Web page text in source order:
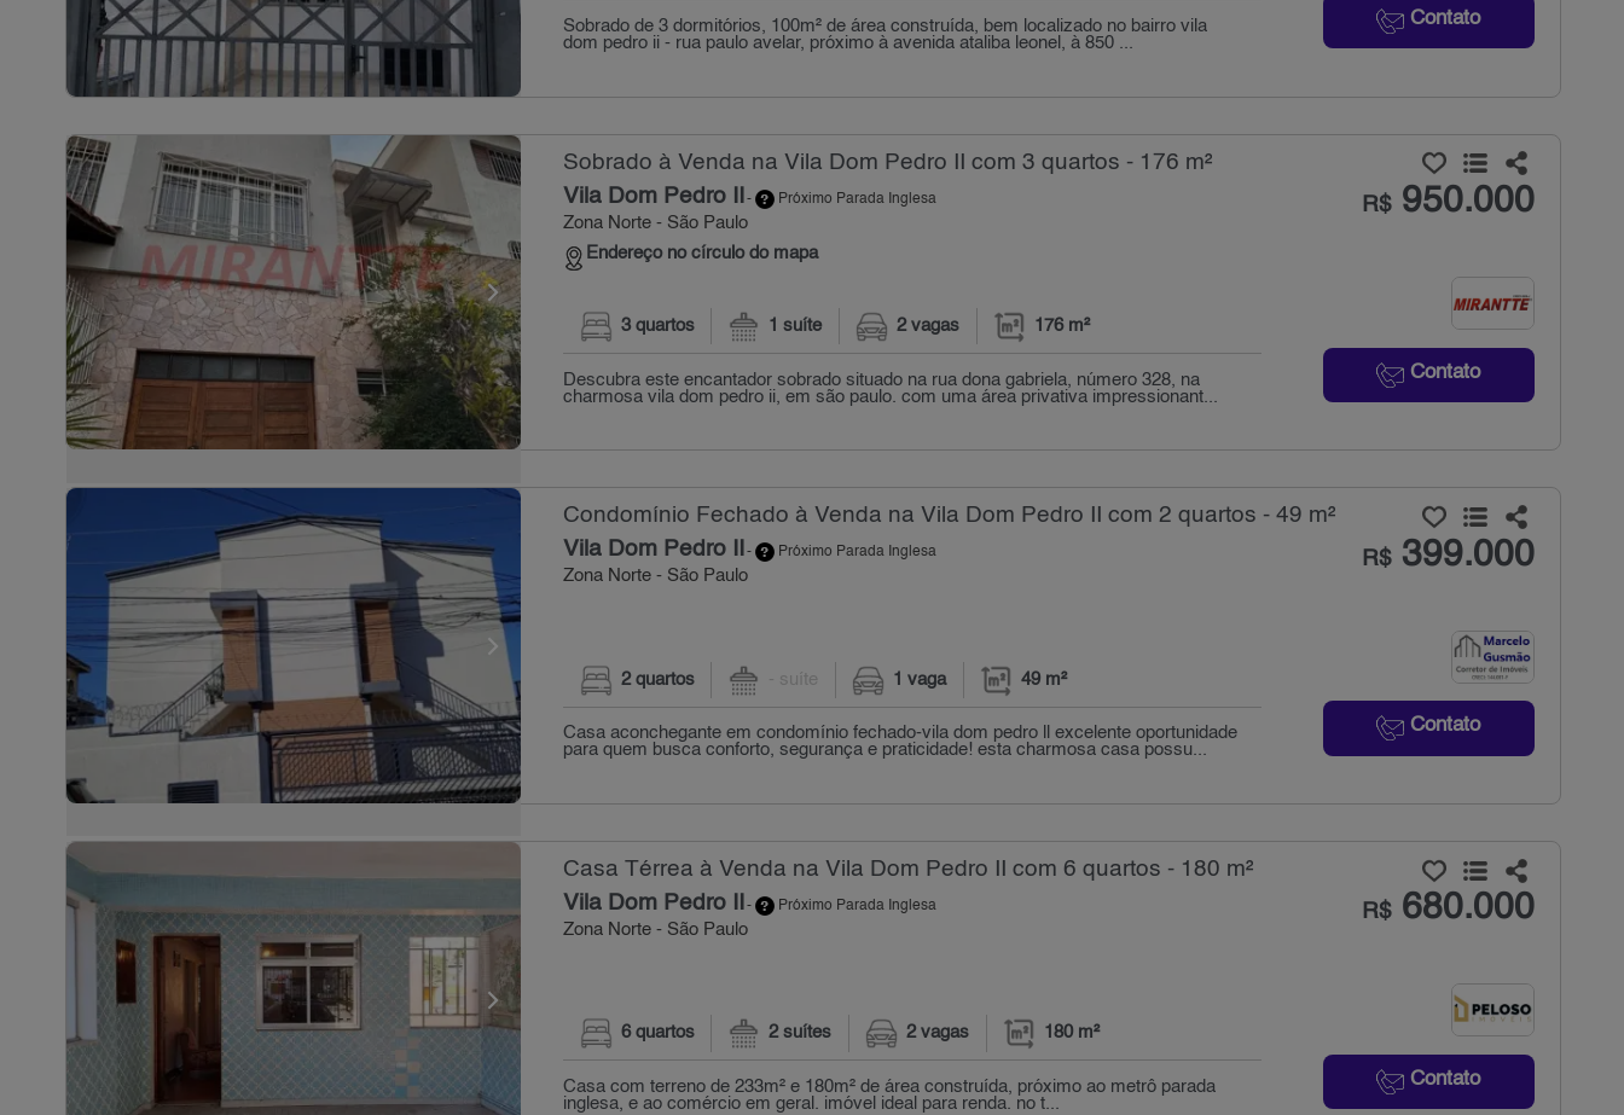
Contato
Sobrado de 3 dormitórios, 100m² de área construída, bem localizado no bairro vila
dom pedro ii - rua paulo avelar, próximo à avenida ataliba leonel, à 850 ...
Sobrado à Venda na Vila Dom Pedro II com 3 quartos - 176 m²
Vila Dom Pedro II - Próximo Parada Inglesa
Zona Norte - São Paulo
Endereço no círculo do mapa
R$950.000
Contato
3 quartos 1 suíte 2 vagas 176 m²
Descubra este encantador sobrado situado na rua dona gabriela, número 328, na
charmosa vila dom pedro ii, em são paulo. com uma área privativa impressionant...
Condomínio Fechado à Venda na Vila Dom Pedro II com 2 quartos - 49 m²
Vila Dom Pedro II - Próximo Parada Inglesa
Zona Norte - São Paulo
R$399.000
Contato
2 quartos - suíte 1 vaga 49 m²
Casa aconchegante em condomínio fechado-vila dom pedro ll excelente oportunidade
para quem busca conforto, segurança e praticidade! esta charmosa casa possu...
Casa Térrea à Venda na Vila Dom Pedro II com 6 quartos - 180 m²
Vila Dom Pedro II - Próximo Parada Inglesa
Zona Norte - São Paulo
R$680.000
Contato
6 quartos 2 suítes 2 vagas 180 m²
Casa com terreno de 233m² e 180m² de área construída, próximo ao metrô parada
inglesa, e ao comércio em geral. imóvel ideal para renda. no t...